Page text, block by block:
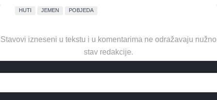
HUTI JEMEN POBJEDA
Stavovi izneseni u tekstu i u komentarima ne odražavaju nužno
stav redakcije.